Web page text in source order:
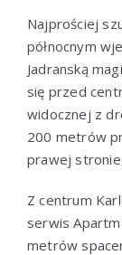
Najprościej
północnym
Jadranską
się przed
widocznej z
200 metrów
prawej
Z centrum
serwis
metrów